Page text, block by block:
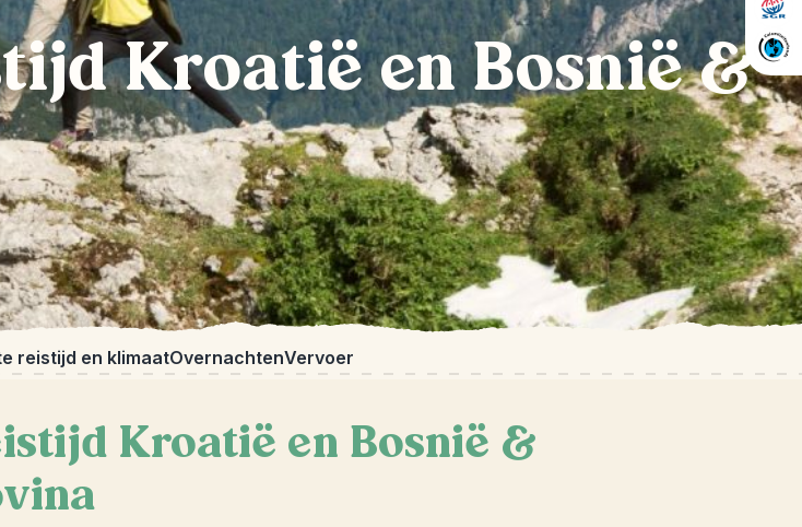
Kroatië en Bosnië &
reistijd en klimaatOvernachtenVervoer
Kroatië en Bosnië &